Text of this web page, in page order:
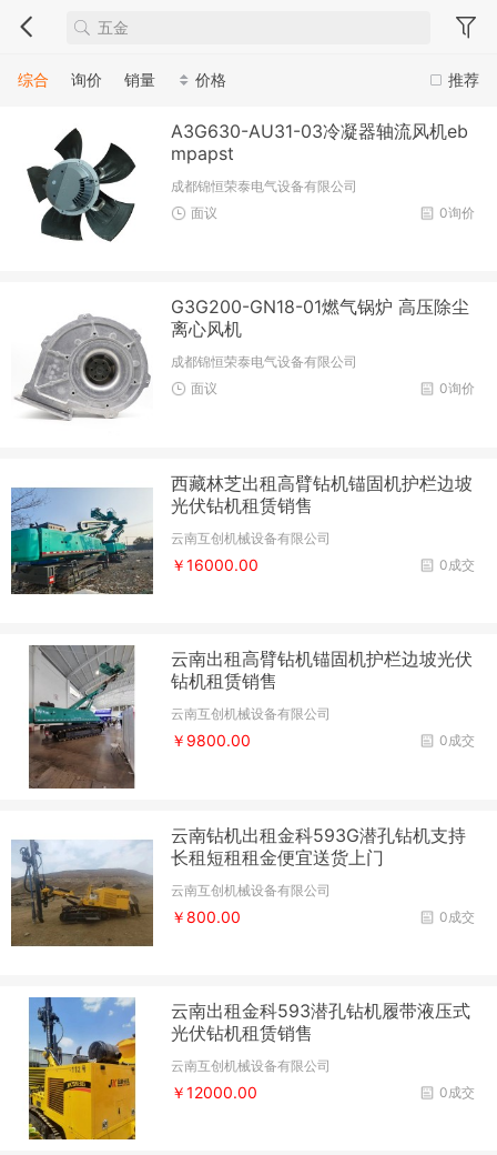
推荐
综合 询价 销量 价格
A3G630-AU31-03冷凝器轴流风机eb
mpapst
成都锦恒荣泰电气设备有限公司
0询价
面议
G3G200-GN18-01燃气锅炉 高压除尘
离心风机
成都锦恒荣泰电气设备有限公司
0询价
面议
西藏林芝出租高臂钻机锚固机护栏边坡
光伏钻机租赁销售
云南互创机械设备有限公司
0成交
￥16000.00
云南出租高臂钻机锚固机护栏边坡光伏
钻机租赁销售
云南互创机械设备有限公司
0成交
￥9800.00
云南钻机出租金科593G潜孔钻机支持
长租短租租金便宜送货上门
云南互创机械设备有限公司
0成交
￥800.00
云南出租金科593潜孔钻机履带液压式
光伏钻机租赁销售
云南互创机械设备有限公司
0成交
￥12000.00